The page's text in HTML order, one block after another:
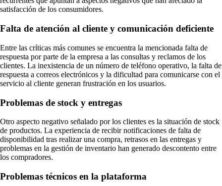
satisfacción de los consumidores.
Falta de atención al cliente y comunicación deficiente
Entre las críticas más comunes se encuentra la mencionada falta de
respuesta por parte de la empresa a las consultas y reclamos de los
clientes. La inexistencia de un número de teléfono operativo, la falta de
respuesta a correos electrónicos y la dificultad para comunicarse con el
servicio al cliente generan frustración en los usuarios.
Problemas de stock y entregas
Otro aspecto negativo señalado por los clientes es la situación de stock
de productos. La experiencia de recibir notificaciones de falta de
disponibilidad tras realizar una compra, retrasos en las entregas y
problemas en la gestión de inventario han generado descontento entre
los compradores.
Problemas técnicos en la plataforma